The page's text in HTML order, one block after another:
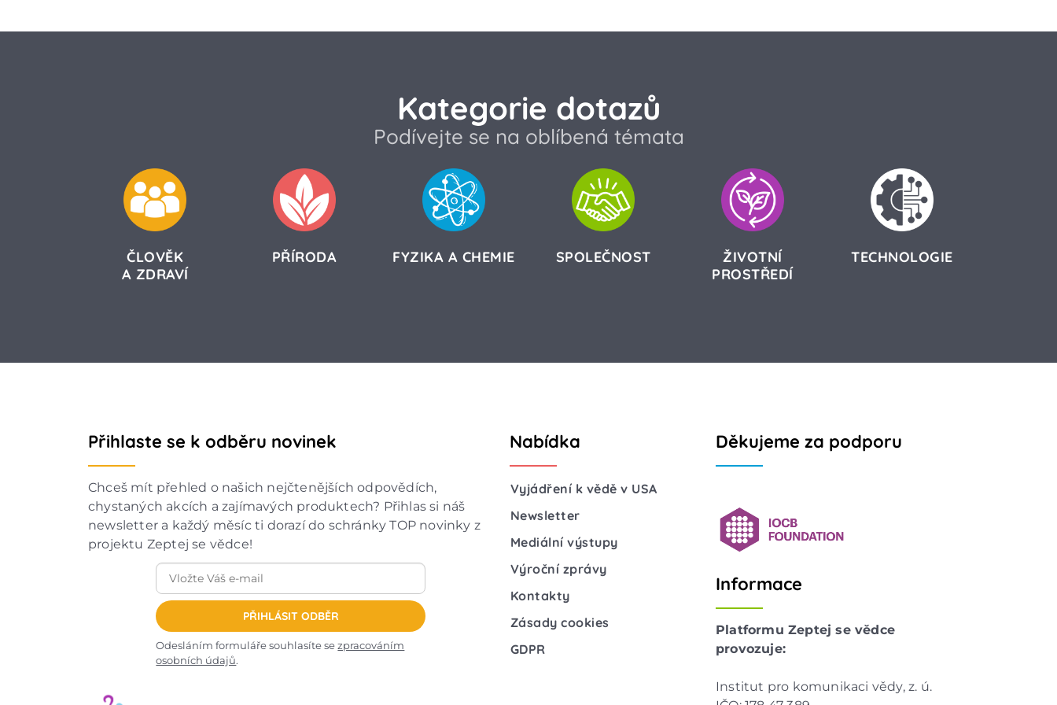
Kategorie dotazů
Podívejte se na oblíbená témata
ČLOVĚK
A ZDRAVÍ
PŘÍRODA FYZIKA A CHEMIE SPOLEČNOST
ŽIVOTNÍ
PROSTŘEDÍ
TECHNOLOGIE
Přihlaste se k odběru novinek
Chceš mít přehled o našich nejčtenějších odpovědích,
chystaných akcích a zajímavých produktech? Přihlas si náš
newsletter a každý měsíc ti dorazí do schránky TOP novinky z
projektu Zeptej se vědce!
PŘIHLÁSIT ODBĚR
Odesláním formuláře souhlasíte sezpracováním
osobních údajů.
Nabídka
Vyjádření k vědě v USA
Newsletter
Mediální výstupy
Výroční zprávy
Kontakty
Zásady cookies
GDPR
Děkujeme za podporu
Informace
Platformu Zeptej se vědce
provozuje:
Institut pro komunikaci vědy, z. ú.